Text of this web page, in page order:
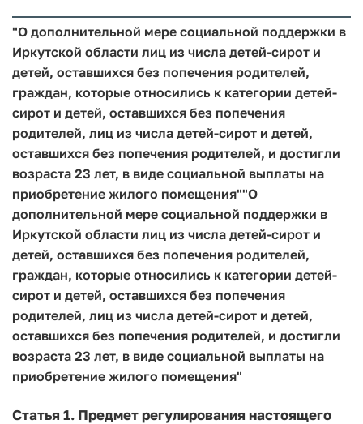
"О дополнительной мере социальной поддержки в
Иркутской области лиц из числа детей-сирот и
детей, оставшихся без попечения родителей,
граждан, которые относились к категории детей-
сирот и детей, оставшихся без попечения
родителей, лиц из числа детей-сирот и детей,
оставшихся без попечения родителей, и достигли
возраста 23 лет, в виде социальной выплаты на
приобретение жилого помещения""О
дополнительной мере социальной поддержки в
Иркутской области лиц из числа детей-сирот и
детей, оставшихся без попечения родителей,
граждан, которые относились к категории детей-
сирот и детей, оставшихся без попечения
родителей, лиц из числа детей-сирот и детей,
оставшихся без попечения родителей, и достигли
возраста 23 лет, в виде социальной выплаты на
приобретение жилого помещения"
Статья 1. Предмет регулирования настоящего